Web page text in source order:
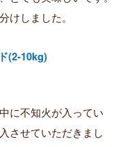
けしました。
(2-10kg)
に不知火が入ってい
させていただきまし